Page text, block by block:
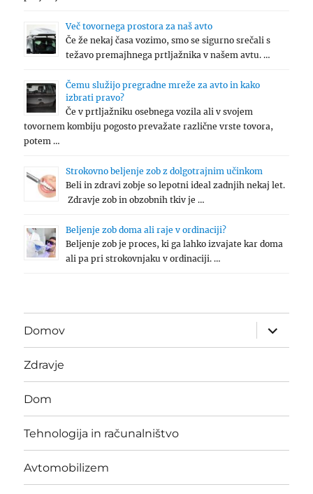
Več tovornega prostora za naš avto
Če že nekaj časa vozimo, smo se sigurno srečali s
težavo premajhnega prtljažnika v našem avtu. …
Čemu služijo pregradne mreže za avto in kako
izbrati pravo?
Če v prtljažniku osebnega vozila ali v svojem
tovornem kombiju pogosto prevažate različne vrste tovora,
potem …
Strokovno beljenje zob z dolgotrajnim učinkom
Beli in zdravi zobje so lepotni ideal zadnjih nekaj let.
Zdravje zob in obzobnih tkiv je …
Beljenje zob doma ali raje v ordinaciji?
Beljenje zob je proces, ki ga lahko izvajate kar doma
ali pa pri strokovnjaku v ordinaciji. …
Domov
expand
child
menu
Zdravje
Dom
Tehnologija in računalništvo
Avtomobilizem